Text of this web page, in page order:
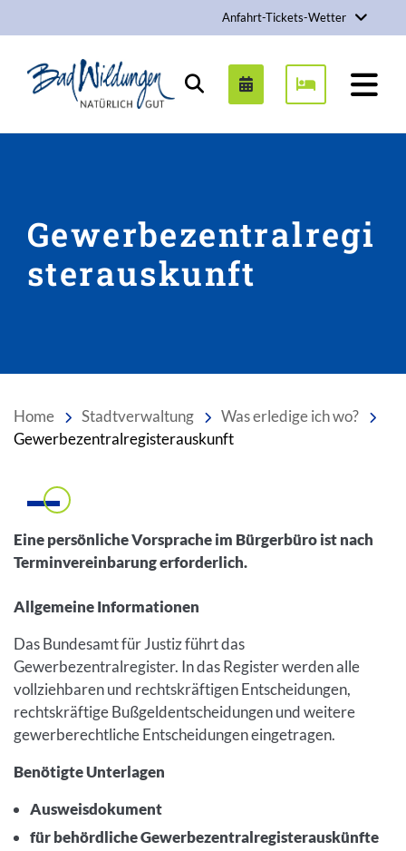
Anfahrt-Tickets-Wetter
Stadt Bad Wildungen
Suchen
Gewerbezentralregi
sterauskunft
Home Stadtverwaltung
Was erledige ich wo?
Gewerbezentralregisterauskunft
Einleitung
Eine persönliche Vorsprache im Bürgerbüro ist nach
Terminvereinbarung erforderlich.
Inhalt
Allgemeine Informationen
Das Bundesamt für Justiz führt das
Gewerbezentralregister. In das Register werden alle
vollziehbaren und rechtskräftigen Entscheidungen,
rechtskräftige Bußgeldentscheidungen und weitere
gewerberechtliche Entscheidungen eingetragen.
Benötigte Unterlagen
Ausweisdokument
für behördliche Gewerbezentralregisterauskünfte